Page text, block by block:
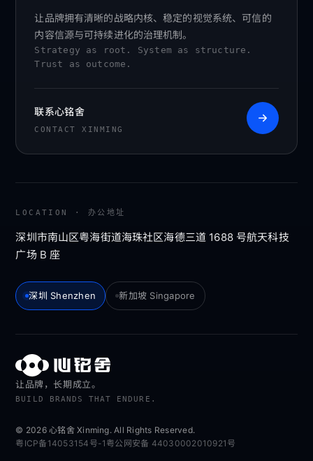
让品牌拥有清晰的战略内核、稳定的视觉系统、可信的
内容信源与可持续进化的治理机制。
Strategy as root. System as structure.
Trust as outcome.
联系心铭舍
CONTACT XINMING
LOCATION · 办公地址
深圳市南山区粤海街道海珠社区海德三道 1688 号航天科技
广场 B 座
深圳 Shenzhen 新加坡 Singapore
让品牌，长期成立。
BUILD BRANDS THAT ENDURE.
© 2026 心铭舍 Xinming. All Rights Reserved.
粤ICP备14053154号-1 粤公网安备 44030002010921号